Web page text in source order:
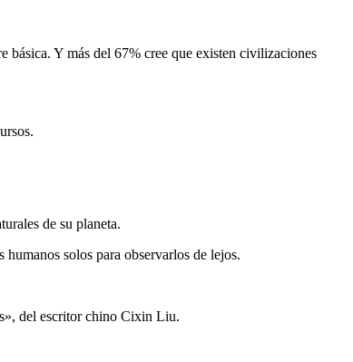
básica. Y más del 67% cree que existen civilizaciones
de su planeta.
solos para observarlos de lejos.
del escritor chino Cixin Liu.